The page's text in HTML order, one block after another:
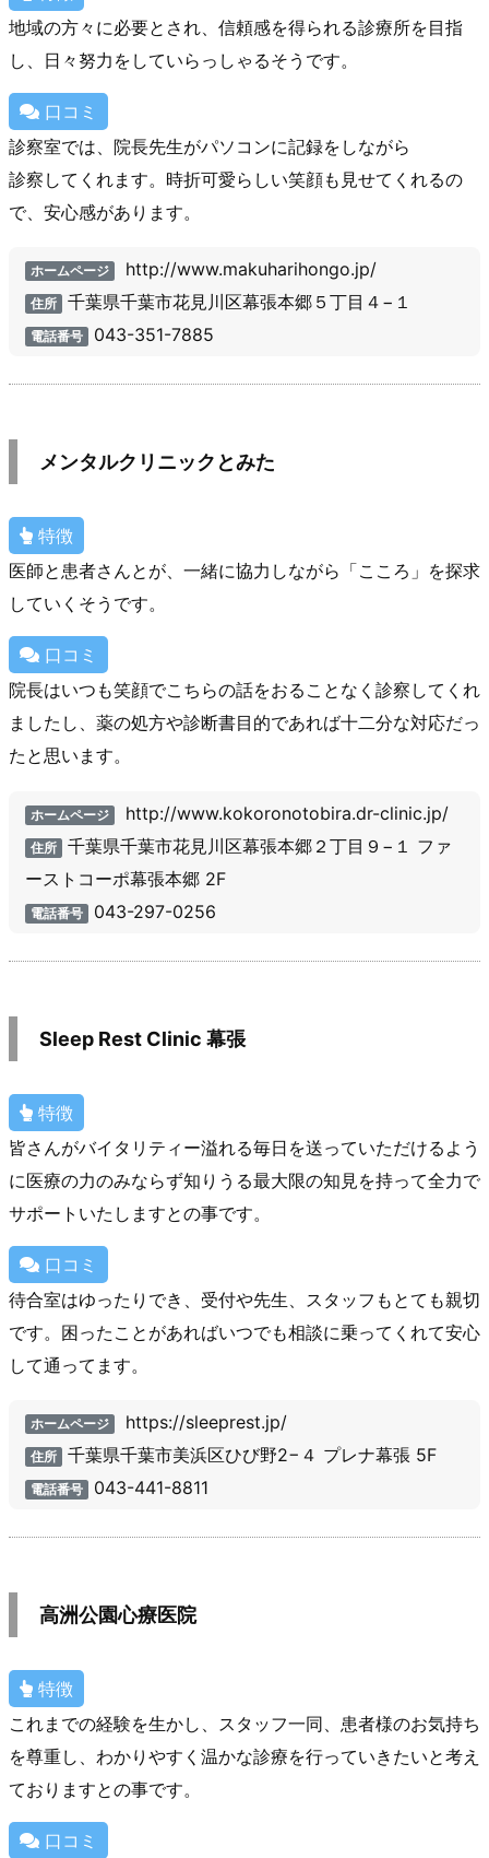
地域の方々に必要とされ、信頼感を得られる診療所を目指
し、日々努力をしていらっしゃるそうです。
口コミ
診察室では、院長先生がパソコンに記録をしながら
診察してくれます。時折可愛らしい笑顔も見せてくれるの
で、安心感があります。
ホームページ http://www.makuharihongo.jp/
住所 千葉県千葉市花見川区幕張本郷５丁目４−１
電話番号 043-351-7885
メンタルクリニックとみた
特徴
医師と患者さんとが、一緒に協力しながら「こころ」を探求
していくそうです。
口コミ
院長はいつも笑顔でこちらの話をおることなく診察してくれ
ましたし、薬の処方や診断書目的であれば十二分な対応だっ
たと思います。
ホームページ http://www.kokoronotobira.dr-clinic.jp/
住所 千葉県千葉市花見川区幕張本郷２丁目９−１ ファ
ーストコーポ幕張本郷 2F
電話番号 043-297-0256
Sleep Rest Clinic 幕張
特徴
皆さんがバイタリティー溢れる毎日を送っていただけるよう
に医療の力のみならず知りうる最大限の知見を持って全力で
サポートいたしますとの事です。
口コミ
待合室はゆったりでき、受付や先生、スタッフもとても親切
です。困ったことがあればいつでも相談に乗ってくれて安心
して通ってます。
ホームページ https://sleeprest.jp/
住所 千葉県千葉市美浜区ひび野2−４ プレナ幕張 5F
電話番号 043-441-8811
高洲公園心療医院
特徴
これまでの経験を生かし、スタッフ一同、患者様のお気持ち
を尊重し、わかりやすく温かな診療を行っていきたいと考え
ておりますとの事です。
口コミ